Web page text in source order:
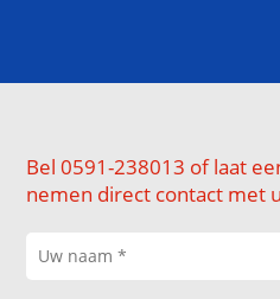
Bel 0591-238013 of laat
nemen direct contact met